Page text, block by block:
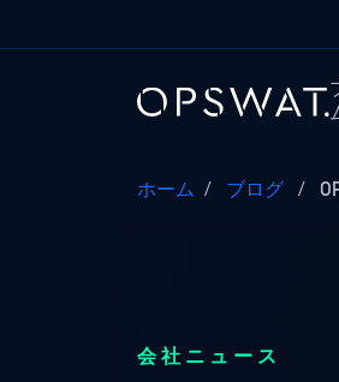
ホーム / ブログ /
会社ニュース